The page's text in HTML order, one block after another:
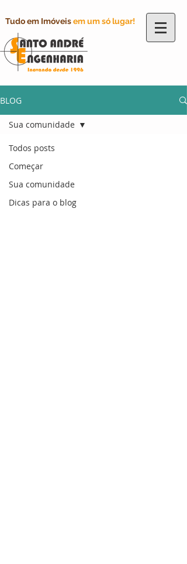
Tudo em Imóveisem um só lugar!
BLOG
Todos posts
Começar
Sua comunidade
Dicas para o blog
Sua comunidade